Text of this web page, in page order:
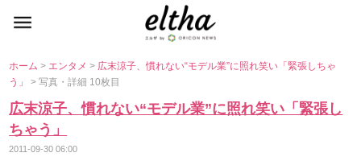
ホーム> エンタメ> 広末涼子、慣れない“モデル業”に照れ笑い「緊張しちゃ
う」> 写真・詳細 10枚目
広末涼子、慣れない“モデル業”に照れ笑い「緊張し
ちゃう」
2011-09-30 06:00